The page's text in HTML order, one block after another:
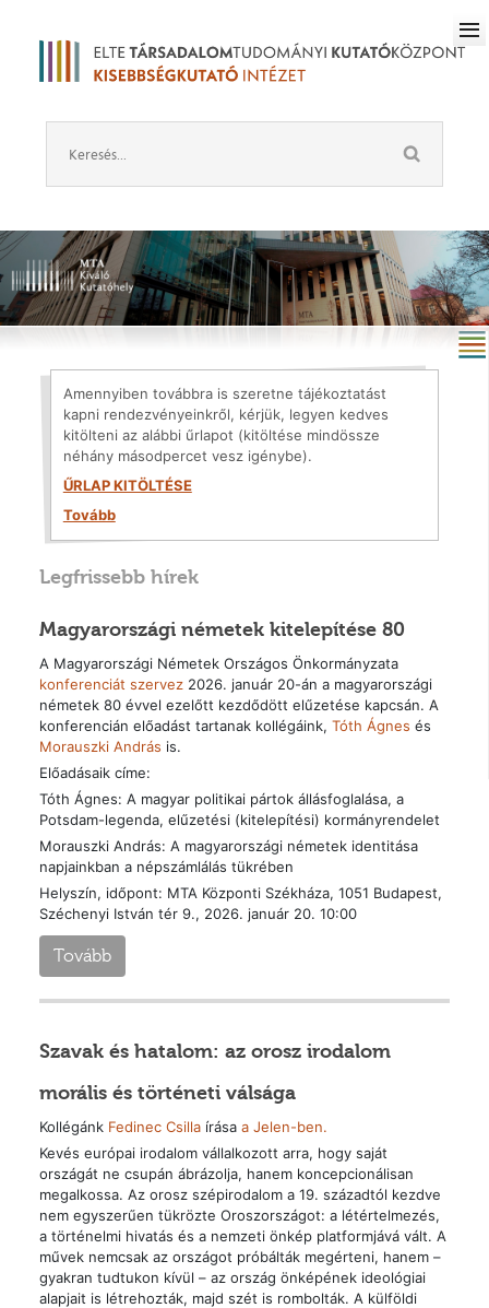
Amennyiben továbbra is szeretne tájékoztatást
kapni rendezvényeinkről, kérjük, legyen kedves
kitölteni az alábbi űrlapot (kitöltése mindössze
néhány másodpercet vesz igénybe).
ŰRLAP KITÖLTÉSE
Tovább
Legfrissebb hírek
Magyarországi németek kitelepítése 80
A Magyarországi Németek Országos Önkormányzata
konferenciát szervez2026. január 20-án a magyarországi
németek 80 évvel ezelőtt kezdődött elűzetése kapcsán. A
konferencián előadást tartanak kollégáink, Tóth Ágnes és
Morauszki András is.
Előadásaik címe:
Tóth Ágnes: A magyar politikai pártok állásfoglalása, a
Potsdam-legenda, elűzetési (kitelepítési) kormányrendelet
Morauszki András: A magyarországi németek identitása
napjainkban a népszámlálás tükrében
Helyszín, időpont: MTA Központi Székháza, 1051 Budapest,
Széchenyi István tér 9., 2026. január 20. 10:00
Tovább
Szavak és hatalom: az orosz irodalom
morális és történeti válsága
Kollégánk Fedinec Csillaírása a Jelen-ben.
Kevés európai irodalom vállalkozott arra, hogy saját
országát ne csupán ábrázolja, hanem koncepcionálisan
megalkossa. Az orosz szépirodalom a 19. századtól kezdve
nem egyszerűen tükrözte Oroszországot: a létértelmezés,
a történelmi hivatás és a nemzeti önkép platformjává vált. A
művek nemcsak az országot próbálták megérteni, hanem –
gyakran tudtukon kívül – az ország önképének ideológiai
alapjait is létrehozták, majd szét is rombolták. A külföldi